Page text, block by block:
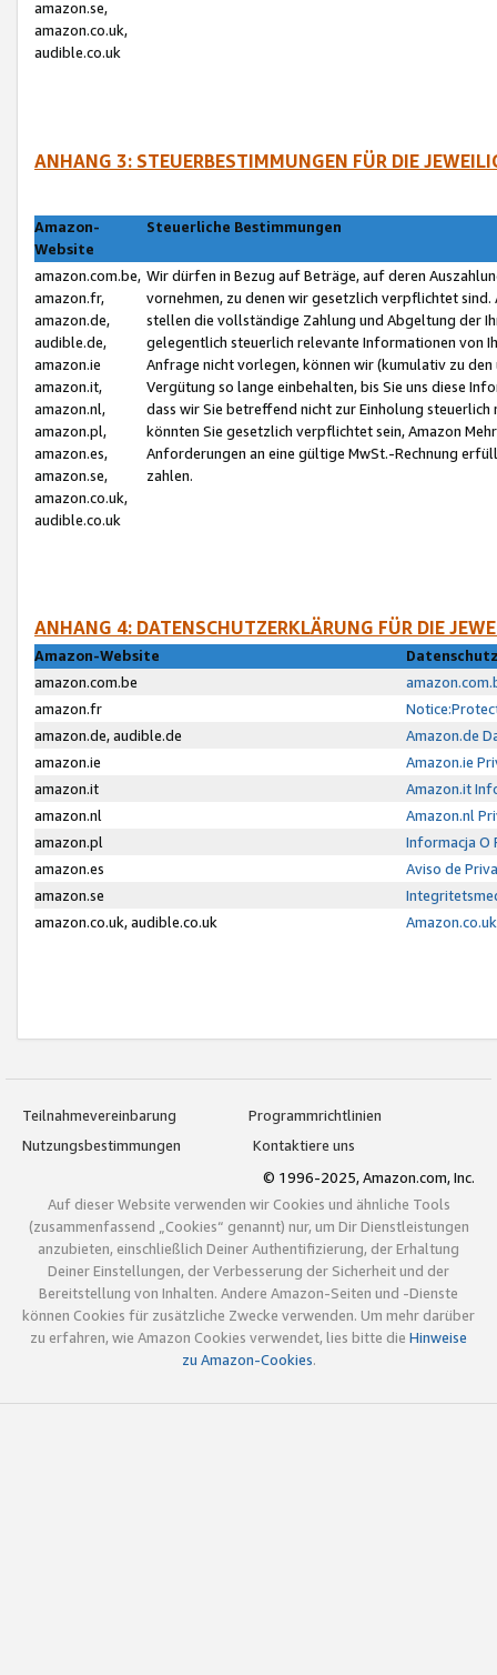
amazon.se,
amazon.co.uk,
audible.co.uk
ANHANG 3: STEUERBESTIMMUNGEN FÜR DIE
Amazon-
Website
Steuerliche Bestimmungen
amazon.com.be,
amazon.fr,
amazon.de,
audible.de,
amazon.ie
amazon.it,
amazon.nl,
amazon.pl,
amazon.es,
amazon.se,
amazon.co.uk,
audible.co.uk
Wir dürfen in Bezug auf Beträge, auf deren
vornehmen, zu denen wir gesetzlich verpflichtet
stellen die vollständige Zahlung und Abgeltung der
gelegentlich steuerlich relevante Informationen von
Anfrage nicht vorlegen, können wir (kumulativ zu
Vergütung so lange einbehalten, bis Sie uns diese
dass wir Sie betreffend nicht zur Einholung
könnten Sie gesetzlich verpflichtet sein, Amazon
Anforderungen an eine gültige MwSt.-Rechnung
zahlen.
ANHANG 4: DATENSCHUTZERKLÄRUNG FÜR DIE
Amazon-Website
amazon.com.be
amazon.fr
amazon.de, audible.de
Amazon.de
amazon.ie
Amazon.ie
amazon.it
Amazon.it
amazon.nl
Amazon.nl
amazon.pl
Informacja O
amazon.es
Aviso de
amazon.se
amazon.co.uk, audible.co.uk
Teilnahmevereinbarung
Programmrichtlinien
Nutzungsbestimmungen
Kontaktiere uns
© 1996-2025, Amazon.com, Inc.
Auf dieser Website verwenden wir Cookies und ähnliche Tools
(zusammenfassend „Cookies“ genannt) nur, um Dir Dienstleistungen
anzubieten, einschließlich Deiner Authentifizierung, der Erhaltung
Deiner Einstellungen, der Verbesserung der Sicherheit und der
Bereitstellung von Inhalten. Andere Amazon-Seiten und -Dienste
können Cookies für zusätzliche Zwecke verwenden. Um mehr darüber
zu erfahren, wie Amazon Cookies verwendet, lies bitte die Hinweise
zu Amazon-Cookies.